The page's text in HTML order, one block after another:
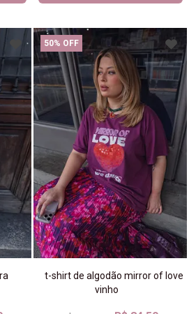
50% OFF
t-shirt de algodão mirror of love
vinho